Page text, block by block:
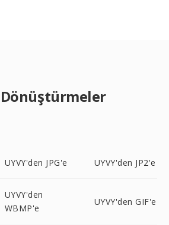
UYVY'den JPG'e UYVY'den JP2'e
UYVY'den
WBMP'e
UYVY'den GIF'e